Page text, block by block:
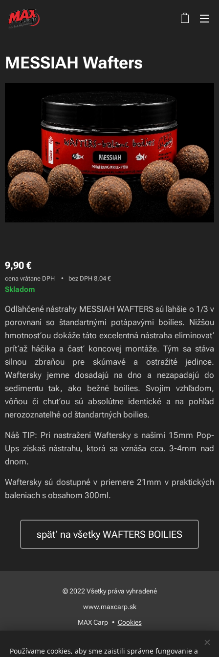
MESSIAH Wafters
9,90 €
cena vrátane DPH bez DPH 8,04 €
Skladom
Odľahčené nástrahy MESSIAH WAFTERS sú ľahšie o 1/3 v
porovnaní so štandartnými potápavými boilies. Nižšou
hmotnosťou dokáže táto excelentná nástraha eliminovať
príťaž háčika a časť koncovej montáže. Tým sa stáva
silnou zbraňou pre skúmavé a ostražité jedince.
Waftersky jemne dosadajú na dno a nezapadajú do
sedimentu tak, ako bežné boilies. Svojim vzhľadom,
vôňou či chuťou sú absolútne identické a na pohľad
nerozoznateľné od štandartných boilies.
Náš TIP: Pri nastražení Waftersky s našimi 15mm Pop-
Ups získaš nástrahu, ktorá sa vznáša cca. 3-4mm nad
dnom.
Waftersky sú dostupné v priemere 21mm v praktických
baleniach s obsahom 300ml.
späť na všetky WAFTERS BOILIES
© 2022 Všetky práva vyhradené
www.maxcarp.sk
MAX Carp
Cookies
Používame cookies, aby sme zaistili správne fungovanie a